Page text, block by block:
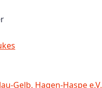
Gelb, Hagen-Haspe e.V.